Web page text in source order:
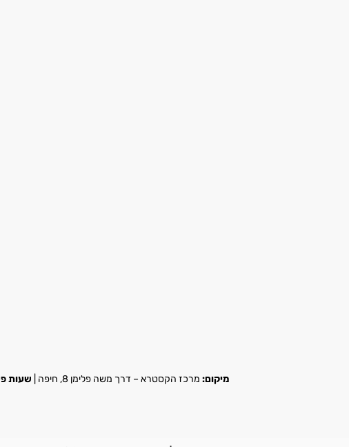
מיקום: מרכז הקסטרא – דרך משה פלימן 8, חיפה | שעות